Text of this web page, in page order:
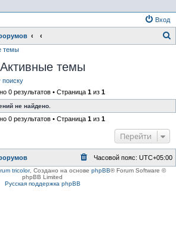
Вход
темы
Активные темы
0 результатов • Страница 1из 1
не найдено.
0 результатов • Страница 1из 1
Перейти
Часовой пояс: UTC+05:00
tricolor, Создано на основе phpBB® Forum Software ©
phpBB Limited
Русская поддержка phpBB